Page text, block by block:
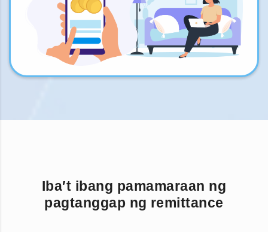
Iba′t ibang pamamaraan ng
pagtanggap ng remittance